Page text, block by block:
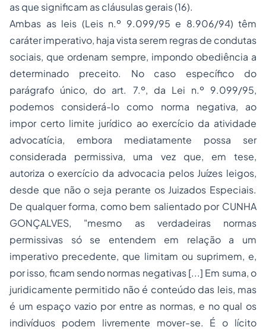
as que significam as cláusulas gerais (16).
Ambas as leis (Leis n.º 9.099/95 e 8.906/94) têm
caráter imperativo, haja vista serem regras de condutas
sociais, que ordenam sempre, impondo obediência a
determinado preceito. No caso específico do
parágrafo único, do art. 7.º, da Lei n.º 9.099/95,
podemos considerá-lo como norma negativa, ao
impor certo limite jurídico ao exercício da atividade
advocatícia, embora mediatamente possa ser
considerada permissiva, uma vez que, em tese,
autoriza o exercício da advocacia pelos Juízes leigos,
desde que não o seja perante os Juizados Especiais.
De qualquer forma, como bem salientado por CUNHA
GONÇALVES, "mesmo as verdadeiras normas
permissivas só se entendem em relação a um
imperativo precedente, que limitam ou suprimem, e,
por isso, ficam sendo normas negativas [...] Em suma, o
juridicamente permitido não é conteúdo das leis, mas
é um espaço vazio por entre as normas, e no qual os
indivíduos podem livremente mover-se. É o lícito